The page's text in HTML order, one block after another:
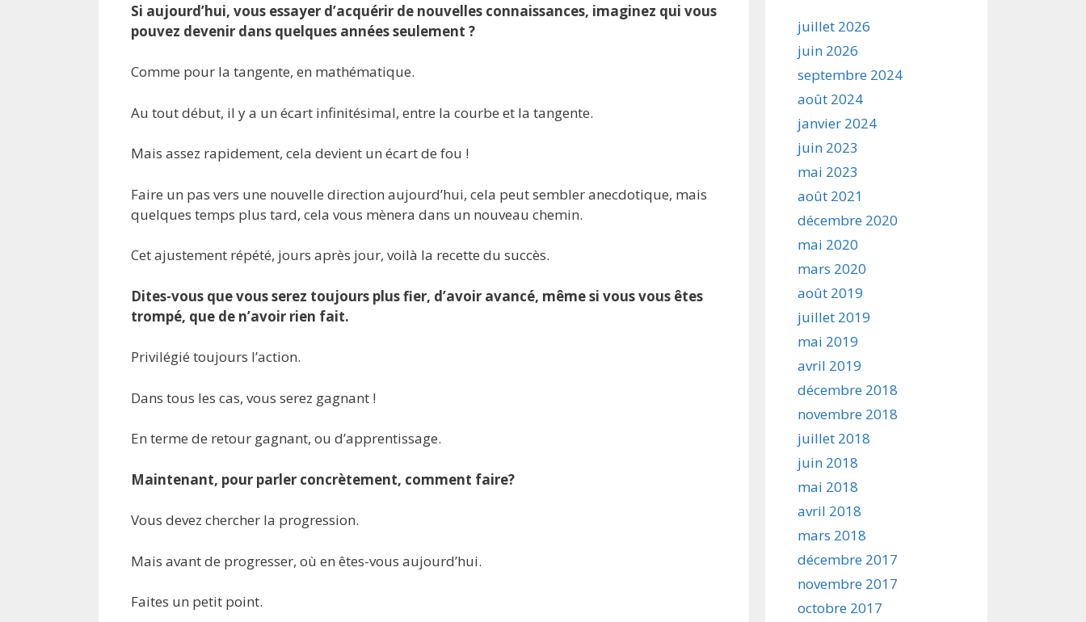
Si aujourd’hui, vous essayer d’acquérir de nouvelles connaissances, imaginez qui vous
pouvez devenir dans quelques années seulement ?
Comme pour la tangente, en mathématique.
Au tout début, il y a un écart infinitésimal, entre la courbe et la tangente.
Mais assez rapidement, cela devient un écart de fou !
Faire un pas vers une nouvelle direction aujourd’hui, cela peut sembler anecdotique, mais
quelques temps plus tard, cela vous mènera dans un nouveau chemin.
Cet ajustement répété, jours après jour, voilà la recette du succès.
Dites-vous que vous serez toujours plus fier, d’avoir avancé, même si vous vous êtes
trompé, que de n’avoir rien fait.
Privilégié toujours l’action.
Dans tous les cas, vous serez gagnant !
En terme de retour gagnant, ou d’apprentissage.
Maintenant, pour parler concrètement, comment faire?
Vous devez chercher la progression.
Mais avant de progresser, où en êtes-vous aujourd’hui.
Faites un petit point.
juillet 2026
juin 2026
septembre 2024
août 2024
janvier 2024
juin 2023
mai 2023
août 2021
décembre 2020
mai 2020
mars 2020
août 2019
juillet 2019
mai 2019
avril 2019
décembre 2018
novembre 2018
juillet 2018
juin 2018
mai 2018
avril 2018
mars 2018
décembre 2017
novembre 2017
octobre 2017